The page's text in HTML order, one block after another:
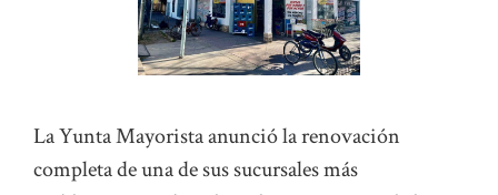
La Yunta Mayorista anunció la renovación
completa de una de sus sucursales más